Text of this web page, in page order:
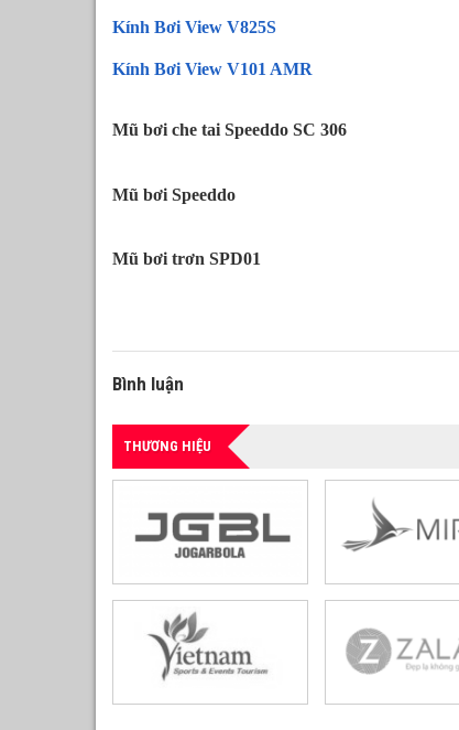
Kính Bơi View V825S
Kính Bơi View V101 AMR
Mũ bơi che tai Speeddo SC 306
Mũ bơi Speeddo
Mũ bơi trơn SPD01
Bình luận
THƯƠNG HIỆU